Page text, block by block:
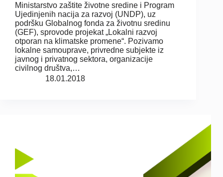
Ministarstvo zaštite životne sredine i Program
Ujedinjenih nacija za razvoj (UNDP), uz
podršku Globalnog fonda za životnu sredinu
(GEF), sprovode projekat „Lokalni razvoj
otporan na klimatske promene“. Pozivamo
lokalne samouprave, privredne subjekte iz
javnog i privatnog sektora, organizacije
civilnog društva,…
18.01.2018